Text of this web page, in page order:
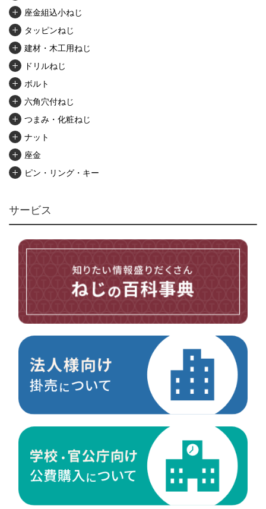
座金組込小ねじ
タッピンねじ
建材・木工用ねじ
ドリルねじ
ボルト
六角穴付ねじ
つまみ・化粧ねじ
ナット
座金
ピン・リング・キー
アンカー・プラグ
ユニファイねじ
その他ねじ
電材・設備
切削工具
ケミカル製品
荷役伝導
サービス